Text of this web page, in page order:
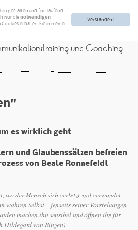
Verstanden!
zu gestalten und fortlaufend
nur dienotwendigen
erhalten Sie in meiner
und Coaching
es wirklich geht
und Glaubenssätzen befreien
von Beate Ronnefeldt
wo der Mensch sich verletzt und verwundet
wahren Selbst – jenseits seiner Vorstellungen
machen ihn sensibel und öffnen ihn für
Hildegard von Bingen)